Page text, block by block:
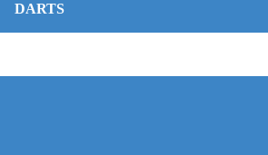
DARTS